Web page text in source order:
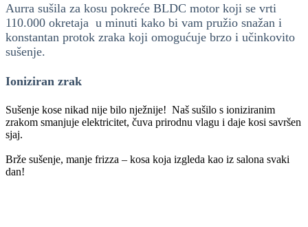
Aurra sušila za kosu pokreće BLDC motor koji se vrti
110.000 okretaja u minuti kako bi vam pružio snažan i
konstantan protok zraka koji omogućuje brzo i učinkovito
sušenje.
Ioniziran zrak
Sušenje kose nikad nije bilo nježnije! Naš sušilo s ioniziranim
zrakom smanjuje elektricitet, čuva prirodnu vlagu i daje kosi savršen
sjaj.
Brže sušenje, manje frizza – kosa koja izgleda kao iz salona svaki
dan!